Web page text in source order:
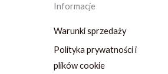
Informacje
Warunki sprzedaży
Polityka prywatności i
plików cookie